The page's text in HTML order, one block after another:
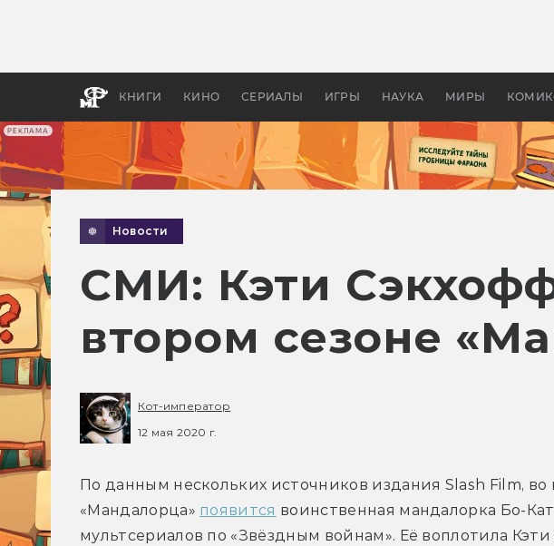
РЕКЛАМА
КНИГИ КИНО СЕРИАЛЫ ИГРЫ НАУКА МИРЫ
апокалипсис, в России —
Новости
СМИ: Кэти
втором сезоне
Кот-император
12 мая 2020 г.
По данным нескольких источников издания Slash Film, во
«Мандалорца» появится воинственная мандалорка Бо-
мультсериалов по «Звёздным войнам». Её воплотила